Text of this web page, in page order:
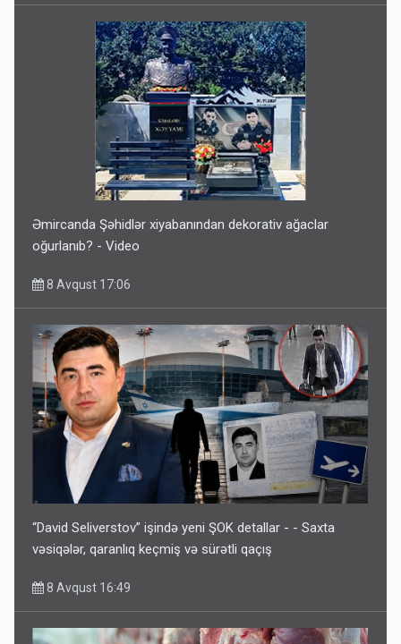
Əmircanda Şəhidlər xiyabanından dekorativ ağaclar
oğurlanıb? - Video
8 Avqust 17:06
“David Seliverstov” işində yeni ŞOK detallar - - Saxta
vəsiqələr, qaranlıq keçmiş və sürətli qaçış
8 Avqust 16:49